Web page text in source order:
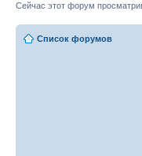
Сейчас этот форум
Список форумов